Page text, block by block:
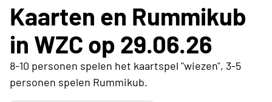
Kaarten en Rummikub
in WZC op 29.06.26
8-10 personen spelen het kaartspel "wiezen", 3-5
personen spelen Rummikub.